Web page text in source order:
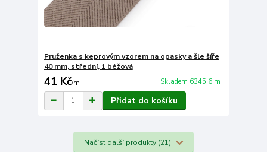
Pruženka s keprovým vzorem na opasky a šle šíře
40 mm, střední, 1 béžová
41 Kč/m Skladem 6345.6 m
Přidat do košíku
Načíst další produkty (21)